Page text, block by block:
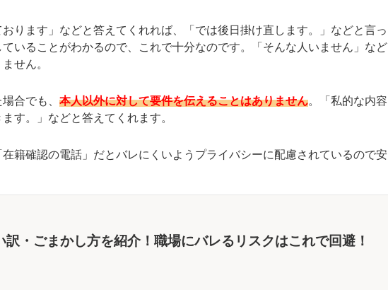
ります」などと答えてくれれば、「では後日掛け直します。」などと言っ
いることがわかるので、これで十分なのです。「そんな人いません」など
せん。
合でも、 本人以外に対して要件を伝えることはありません。「私的な内容
す。」などと答えてくれます。
籍確認の電話」だとバレにくいようプライバシーに配慮されているので安
・ごまかし方を紹介！職場にバレるリスクはこれで回避！